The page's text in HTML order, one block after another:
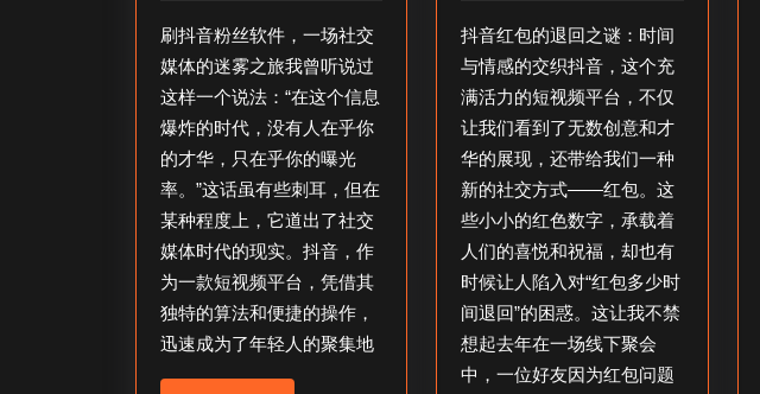
软
件
可
吗
_
抖
刷
24
日
粉
刷抖音粉丝软件，一场社交
媒体的迷雾之旅我曾听说过
这样一个说法：“在这个信息
爆炸的时代，没有人在乎你
的才华，只在乎你的曝光
率。”这话虽有些刺耳，但在
某种程度上，它道出了社交
媒体时代的现实。抖音，作
为一款短视频平台，凭借其
独特的算法和便捷的操作，
迅速成为了年轻人的聚集地
多
少
时
间
退
回
_
抖
音
红
包
21
日
粉
抖音红包的退回之谜：时间
与情感的交织抖音，这个充
满活力的短视频平台，不仅
让我们看到了无数创意和才
华的展现，还带给我们一种
新的社交方式——红包。这
些小小的红色数字，承载着
人们的喜悦和祝福，却也有
时候让人陷入对“红包多少时
间退回”的困惑。这让我不禁
想起去年在一场线下聚会
中，一位好友因为红包问题